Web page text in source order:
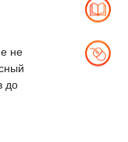
не
до